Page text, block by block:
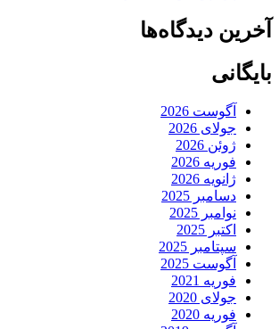
آخرین دیدگاه‌ها
بایگانی
آگوست 2026
جولای 2026
ژوئن 2026
فوریه 2026
ژانویه 2026
دسامبر 2025
نوامبر 2025
اکتبر 2025
سپتامبر 2025
آگوست 2025
فوریه 2021
جولای 2020
فوریه 2020